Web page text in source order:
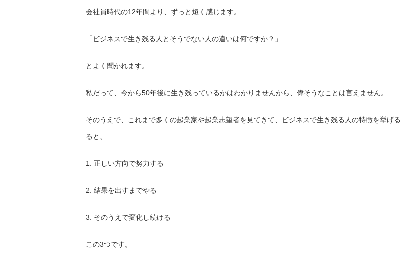
会社員時代の12年間より、ずっと短く感じます。
「ビジネスで生き残る人とそうでない人の違いは何ですか？」
とよく聞かれます。
私だって、 今から50年後に生き残っているかはわかりませんから、 偉そうなことは言えません。
そのうえで、これまで多くの起業家や起業志望者を見てきて、 ビジネスで生き残る人の特徴を挙げ
ると、
1. 正しい方向で努力する
2. 結果を出すまでやる
3. そのうえで変化し続ける
この3つです。